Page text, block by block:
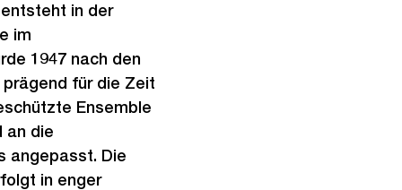
in der
im
1947 nach den
für die Zeit
Ensemble
an die
angepasst. Die
in enger